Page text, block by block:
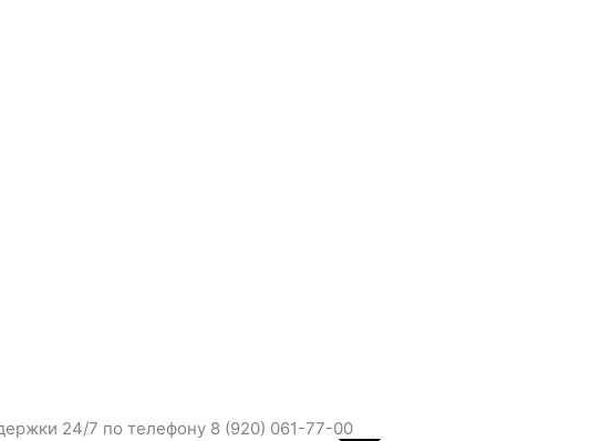
24/7 по телефону 8 (920) 061-77-00